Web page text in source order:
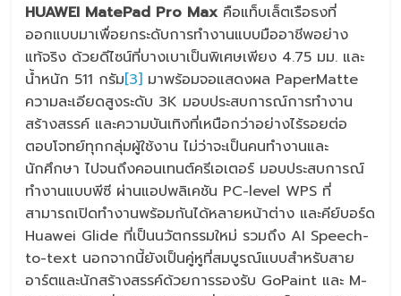
HUAWEI MatePad Pro Max คือแท็บเล็ตเรือธงที่
ออกแบบมาเพื่อยกระดับการทำงานแบบมืออาชีพอย่าง
แท้จริง ด้วยดีไซน์ที่บางเบาเป็นพิเศษเพียง 4.75 มม. และ
น้ำหนัก 511 กรัม[3] มาพร้อมจอแสดงผล PaperMatte
ความละเอียดสูงระดับ 3K มอบประสบการณ์การทำงาน
สร้างสรรค์ และความบันเทิงที่เหนือกว่าอย่างไร้รอยต่อ
ตอบโจทย์ทุกกลุ่มผู้ใช้งาน ไม่ว่าจะเป็นคนทำงานและ
นักศึกษา ไปจนถึงคอนเทนต์ครีเอเตอร์ มอบประสบการณ์
ทำงานแบบพีซี ผ่านแอปพลิเคชัน PC-level WPS ที่
สามารถเปิดทำงานพร้อมกันได้หลายหน้าต่าง และคีย์บอร์ด
Huawei Glide ที่เป็นนวัตกรรมใหม่ รวมถึง AI Speech-
to-text นอกจากนี้ยังเป็นคู่หูที่สมบูรณ์แบบสำหรับสาย
อาร์ตและนักสร้างสรรค์ด้วยการรองรับ GoPaint และ M-